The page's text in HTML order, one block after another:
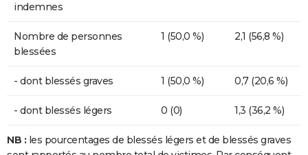
indemnes
Nombre de personnes
blessées
1 (50,0 %) 2,1 (56,8 %)
- dont blessés graves 1 (50,0 %) 0,7 (20,6 %)
- dont blessés légers 0 (0) 1,3 (36,2 %)
NB : les pourcentages de blessés légers et de blessés graves